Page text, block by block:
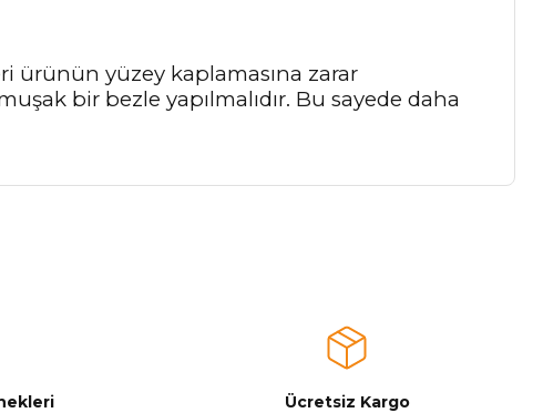
ürünün yüzey kaplamasına zarar
bir bezle yapılmalıdır. Bu sayede daha
Ücretsiz Kargo